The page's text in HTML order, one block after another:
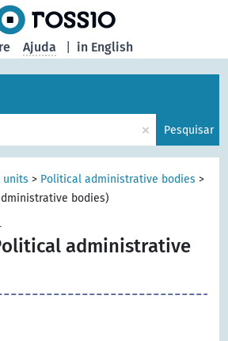
in English
Ajuda
× Pesquisar
units > Political administrative bodies >
bodies)
administrative